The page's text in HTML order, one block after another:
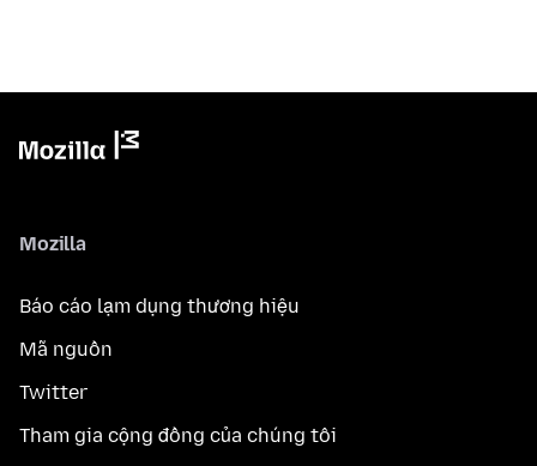
Mozilla
Báo cáo lạm dụng thương hiệu
Mã nguồn
Twitter
Tham gia cộng đồng của chúng tôi